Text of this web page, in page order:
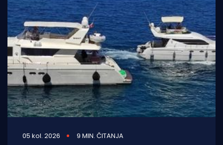
05 kol. 2026 9 MIN. ČITANJA